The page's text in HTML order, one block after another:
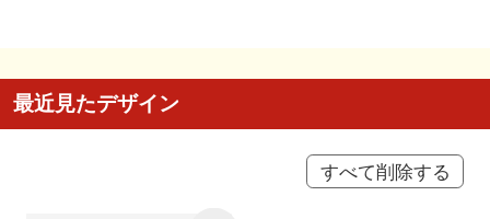
最近見たデザイン
すべて削除する